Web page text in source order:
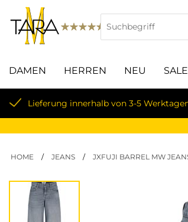
DAMEN HERREN NEU SALE
Lieferung innerhalb von 3-5
HOME / JEANS / JXFUJI BARREL MW